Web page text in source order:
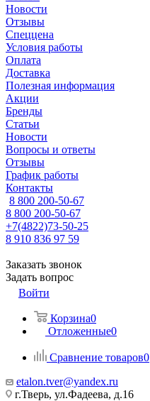
Новости
Отзывы
Спеццена
Условия работы
Оплата
Доставка
Полезная информация
Акции
Бренды
Статьи
Новости
Вопросы и ответы
Отзывы
График работы
Контакты
8 800 200-50-67
8 800 200-50-67
+7(4822)73-50-25
8 910 836 97 59
Заказать звонок
Задать вопрос
Войти
Корзина0
Отложенные0
Сравнение товаров0
etalon.tver@yandex.ru
г.Тверь, ул.Фадеева, д.16